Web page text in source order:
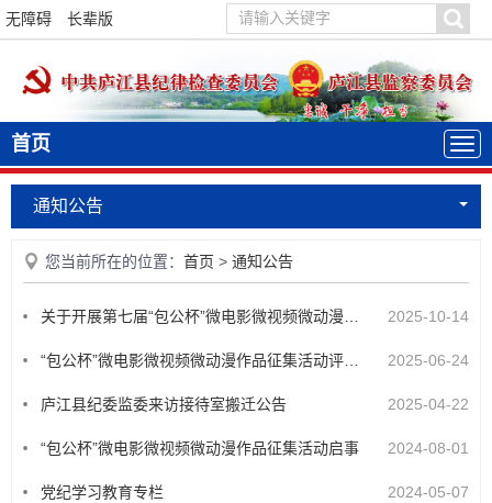
无障碍 长辈版
首页
通知公告
您当前所在的位置： 首页 > 通知公告
2025-10-14
2025-06-24
庐江县纪委监委来访接待室搬迁公告 2025-04-22
“包公杯”微电影微视频微动漫作品征集活动启事 2024-08-01
党纪学习教育专栏 2024-05-07